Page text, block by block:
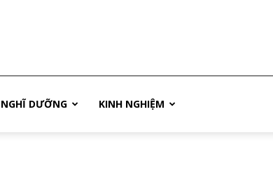
NGHĨ DƯỠNG KINH NGHIỆM